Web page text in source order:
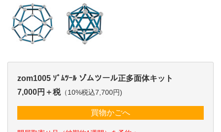
zom1005 ｿﾞﾑﾂｰﾙ ゾムツール正多面体キット
7,000円＋税（10%税込7,700円)
買物かごへ